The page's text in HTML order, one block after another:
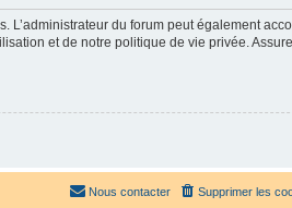
L’administrateur du forum peut également
et de notre politique de vie privée.
Supprimer les
Nous contacter